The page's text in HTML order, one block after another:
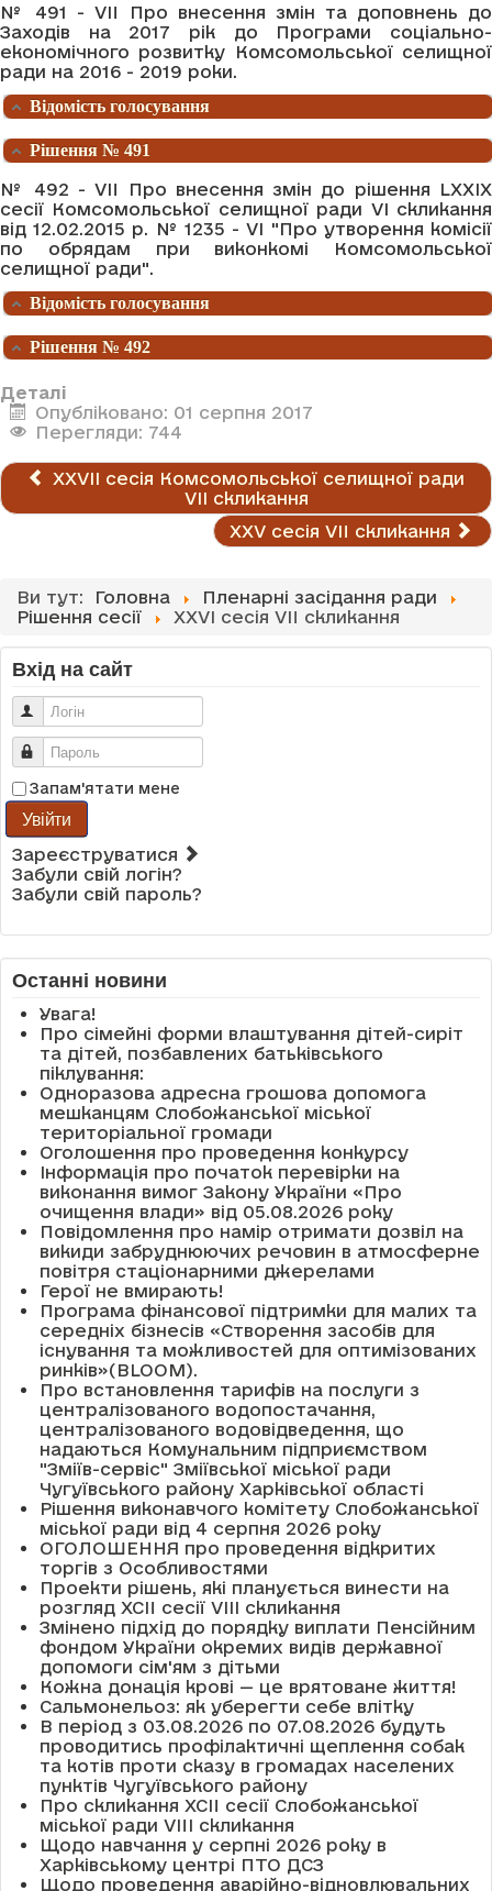
№ 491 - VII Про внесення змін та доповнень до
Заходів на 2017 рік до Програми соціально-
економічного розвитку Комсомольської селищної
ради на 2016 - 2019 роки.
Відомість голосування
Рішення № 491
№ 492 - VII Про внесення змін до рішення LXXIX
сесії Комсомольської селищної ради VI скликання
від 12.02.2015 р. № 1235 - VI "Про утворення комісії
по обрядам при виконкомі Комсомольської
селищної ради".
Відомість голосування
Рішення № 492
Деталі
Опубліковано: 01 серпня 2017
Перегляди: 744
ХХVІІ сесія Комсомольської селищної ради
VIІ скликання
XXV сесія VII скликання
Ви тут: Головна
Пленарні засідання ради
Рішення сесії
XXVI сесія VII скликання
Вхід на сайт
Логін
Пароль
Запам'ятати мене
Увійти
Зареєструватися
Забули свій логін?
Забули свій пароль?
Останні новини
Увага!
Про сімейні форми влаштування дітей-сиріт
та дітей, позбавлених батьківського
піклування:
Одноразова адресна грошова допомога
мешканцям Слобожанської міської
територіальної громади
Оголошення про проведення конкурсу
Інформація про початок перевірки на
виконання вимог Закону України «Про
очищення влади» від 05.08.2026 року
Повідомлення про намір отримати дозвіл на
викиди забруднюючих речовин в атмосферне
повітря стаціонарними джерелами
Герої не вмирають!
Програма фінансової підтримки для малих та
середніх бізнесів «Створення засобів для
існування та можливостей для оптимізованих
ринків»(BLOOM).
Про встановлення тарифів на послуги з
централізованого водопостачання,
централізованого водовідведення, що
надаються Комунальним підприємством
"Зміїв-сервіс" Зміївської міської ради
Чугуївського району Харківської області
Рішення виконавчого комітету Слобожанської
міської ради від 4 серпня 2026 року
ОГОЛОШЕННЯ про проведення відкритих
торгів з Особливостями
Проекти рішень, які планується винести на
розгляд XCII сесії VІІІ скликання
Змінено підхід до порядку виплати Пенсійним
фондом України окремих видів державної
допомоги сім'ям з дітьми
Кожна донація крові — це врятоване життя!
Сальмонельоз: як уберегти себе влітку
В період з 03.08.2026 по 07.08.2026 будуть
проводитись профілактичні щеплення собак
та котів проти сказу в громадах населених
пунктів Чугуївського району
Про скликання XCII сесії Слобожанської
міської ради VIII скликання
Щодо навчання у серпні 2026 року в
Харківському центрі ПТО ДСЗ
Щодо проведення аварійно-відновлювальних